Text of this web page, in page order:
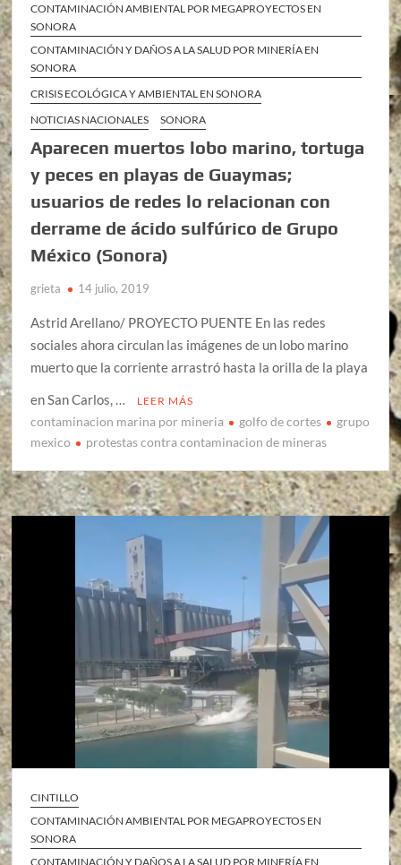
CONTAMINACIÓN AMBIENTAL POR MEGAPROYECTOS EN
SONORA
CONTAMINACIÓN Y DAÑOS A LA SALUD POR MINERÍA EN
SONORA
CRISIS ECOLÓGICA Y AMBIENTAL EN SONORA
NOTICIAS NACIONALES
SONORA
Aparecen muertos lobo marino, tortuga
y peces en playas de Guaymas;
usuarios de redes lo relacionan con
derrame de ácido sulfúrico de Grupo
México (Sonora)
grieta 14 julio, 2019
Astrid Arellano/ PROYECTO PUENTE En las redes
sociales ahora circulan las imágenes de un lobo marino
muerto que la corriente arrastró hasta la orilla de la playa
en San Carlos, …
LEER MÁS
contaminacion marina por mineria golfo de cortes
grupo
mexico
protestas contra contaminacion de mineras
CINTILLO
CONTAMINACIÓN AMBIENTAL POR MEGAPROYECTOS EN
SONORA
CONTAMINACIÓN Y DAÑOS A LA SALUD POR MINERÍA EN